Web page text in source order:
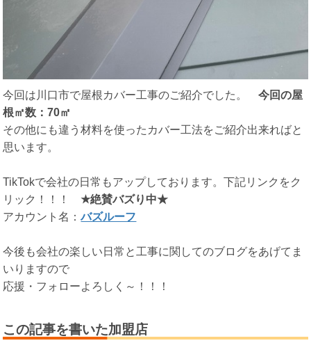
今回は川口市で屋根カバー工事のご紹介でした。今回の屋
根㎡数：70㎡
その他にも違う材料を使ったカバー工法をご紹介出来ればと
思います。
TikTokで会社の日常もアップしております。下記リンクをク
リック！！！★絶賛バズり中★
アカウント名：バズルーフ
今後も会社の楽しい日常と工事に関してのブログをあげてま
いりますので
応援・フォローよろしく～！！！
この記事を書いた加盟店